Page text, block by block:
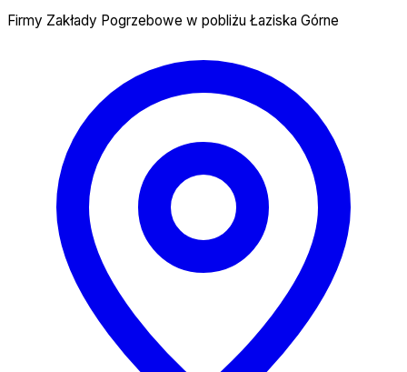
Firmy Zakłady Pogrzebowe w pobliżu Łaziska Górne